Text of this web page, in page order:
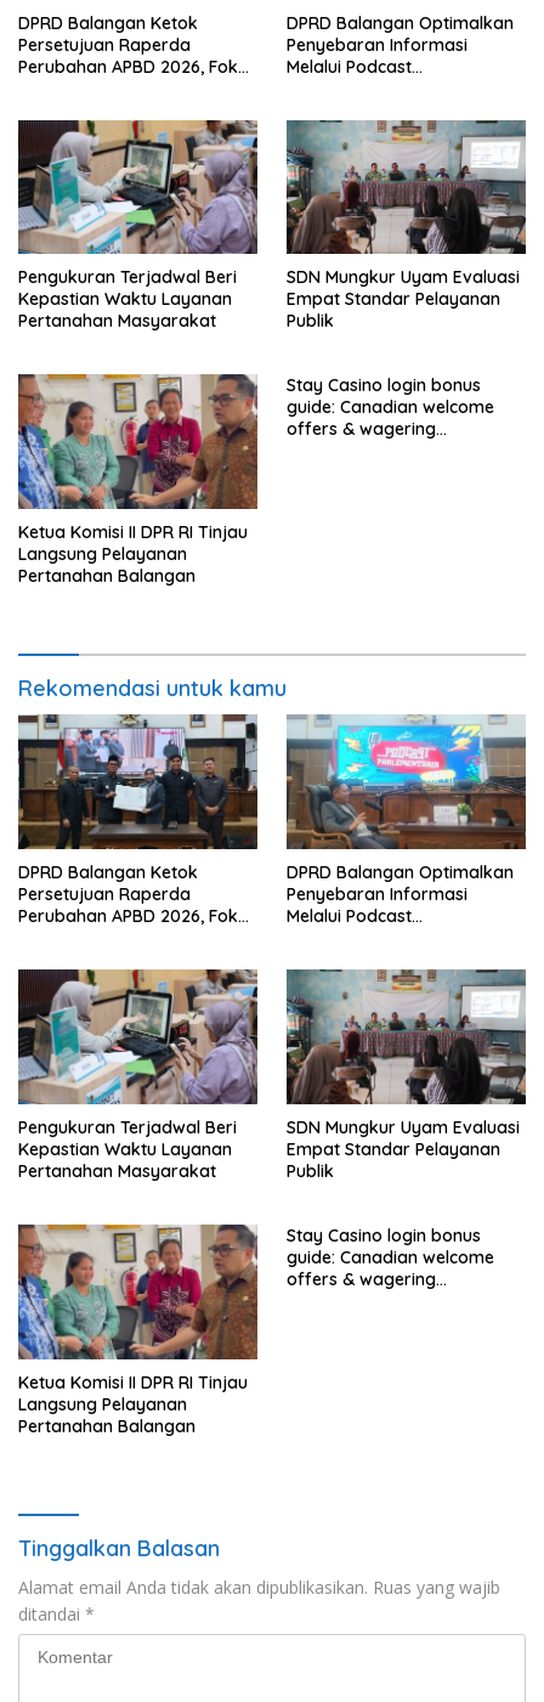
DPRD Balangan Ketok
Persetujuan Raperda
Perubahan APBD 2026, Fokus
DPRD Balangan Optimalkan
Penyebaran Informasi
Melalui Podcast
Pengukuran Terjadwal Beri
Kepastian Waktu Layanan
Pertanahan Masyarakat
SDN Mungkur Uyam Evaluasi
Empat Standar Pelayanan
Publik
Ketua Komisi II DPR RI Tinjau
Langsung Pelayanan
Pertanahan Balangan
Stay Casino login bonus
guide: Canadian welcome
offers & wagering
Rekomendasi untuk kamu
DPRD Balangan Ketok
Persetujuan Raperda
Perubahan APBD 2026, Fokus
DPRD Balangan Optimalkan
Penyebaran Informasi
Melalui Podcast
Pengukuran Terjadwal Beri
Kepastian Waktu Layanan
Pertanahan Masyarakat
SDN Mungkur Uyam Evaluasi
Empat Standar Pelayanan
Publik
Ketua Komisi II DPR RI Tinjau
Langsung Pelayanan
Pertanahan Balangan
Stay Casino login bonus
guide: Canadian welcome
offers & wagering
Tinggalkan Balasan
Alamat email Anda tidak akan dipublikasikan. Ruas yang wajib
ditandai *